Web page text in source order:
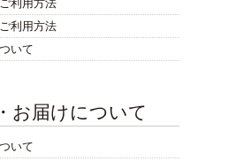
利用方法
利用方法
いて
お届けについて
いて